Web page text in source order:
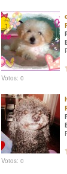
Votos: 0
Votos: 0